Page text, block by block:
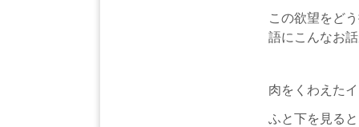
この欲望をど
語にこんなお
肉をくわえた
ふと下を見る